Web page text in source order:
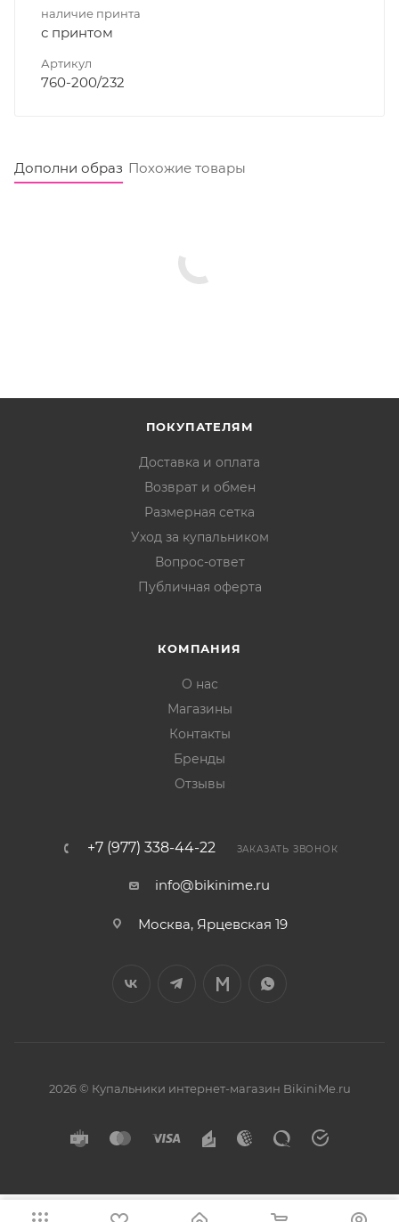
наличие принта
с принтом
Артикул
760-200/232
Дополни образ Похожие товары
ПОКУПАТЕЛЯМ
Доставка и оплата
Возврат и обмен
Размерная сетка
Уход за купальником
Вопрос-ответ
Публичная оферта
КОМПАНИЯ
О нас
Магазины
Контакты
Бренды
Отзывы
+7 (977) 338-44-22 ЗАКАЗАТЬ ЗВОНОК
info@bikinime.ru
Москва, Ярцевская 19
2026 © Купальники интернет-магазин BikiniMe.ru